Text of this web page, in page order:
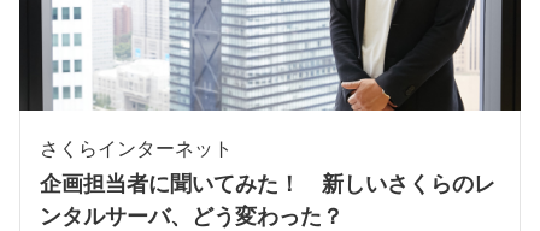
さくらインターネット
企画担当者に聞いてみた！ 新しいさくらのレ
ンタルサーバ、どう変わった？